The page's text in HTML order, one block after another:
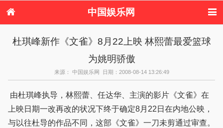
中国娱乐网
港台娱乐
日本娱乐 韩国娱乐
欧美娱乐
音乐新闻 影视新闻
港台明星八卦
日本韩国明星
欧美明星八卦
杜琪峰新作《文雀》8月22上映 林熙蕾最爱篮球
为姚明骄傲
来源： 中国娱乐网 日期：2008-08-14 13:26:49
由杜琪峰执导，林熙蕾、任达华、主演的影片《文雀》在
上映日期一改再改的状况下终于确定8月22日在内地公映，
与以往杜导的作品不同，这部《文雀》一刀未剪通过审查。